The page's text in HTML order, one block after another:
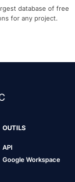
database of free
for any project.
OUTILS
API
Google Workspace